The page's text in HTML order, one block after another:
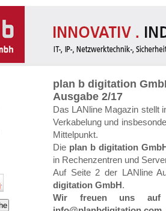
plan b digitation
Ausgabe 2/17
Das LANline Magazin stellt
Verkabelung und
Mittelpunkt.
Die plan b digitation
in Rechenzentren und
Auf Seite 2 der LANline
digitation GmbH.
Wir freuen uns auf